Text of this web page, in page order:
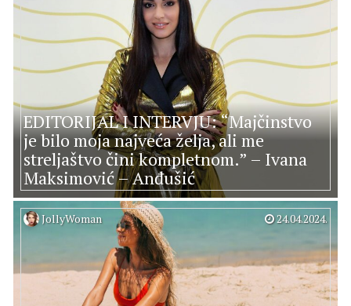
EDITORIJAL I INTERVJU: “Majčinstvo
je bilo moja najveća želja, ali me
streljaštvo čini kompletnom.” – Ivana
Maksimović – Anđušić
JollyWoman 24.04.2024.